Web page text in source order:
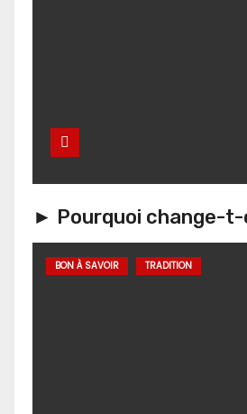
► Pourquoi change-t-
BON À SAVOIR TRADITION